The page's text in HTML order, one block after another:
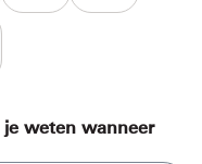
weten wanneer